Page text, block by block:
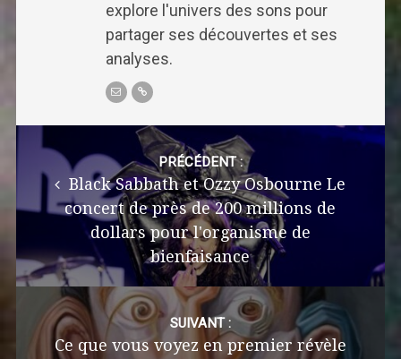
explore l'univers des sons pour
partager ses découvertes et ses
analyses.
navigation
PRÉCÉDENT :
Black Sabbath et Ozzy Osbourne Le
concert de près de 200 millions de
dollars pour l'organisme de
bienfaisance
SUIVANT :
Ce que vous voyez en premier révèle